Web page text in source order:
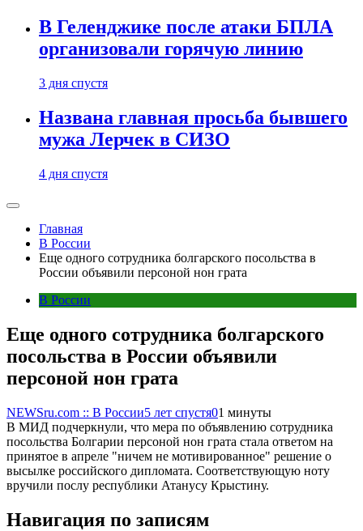
В Геленджике после атаки БПЛА
организовали горячую линию
3 дня спустя
Названа главная просьба бывшего
мужа Лерчек в СИЗО
4 дня спустя
Главная
В России
Еще одного сотрудника болгарского посольства в
России объявили персоной нон грата
В России
Еще одного сотрудника болгарского
посольства в России объявили
персоной нон грата
NEWSru.com :: В России5 лет спустя01 минуты
В МИД подчеркнули, что мера по объявлению сотрудника
посольства Болгарии персоной нон грата стала ответом на
принятое в апреле "ничем не мотивированное" решение о
высылке российского дипломата. Соответствующую ноту
вручили послу республики Атанусу Крыстину.
Навигация по записям